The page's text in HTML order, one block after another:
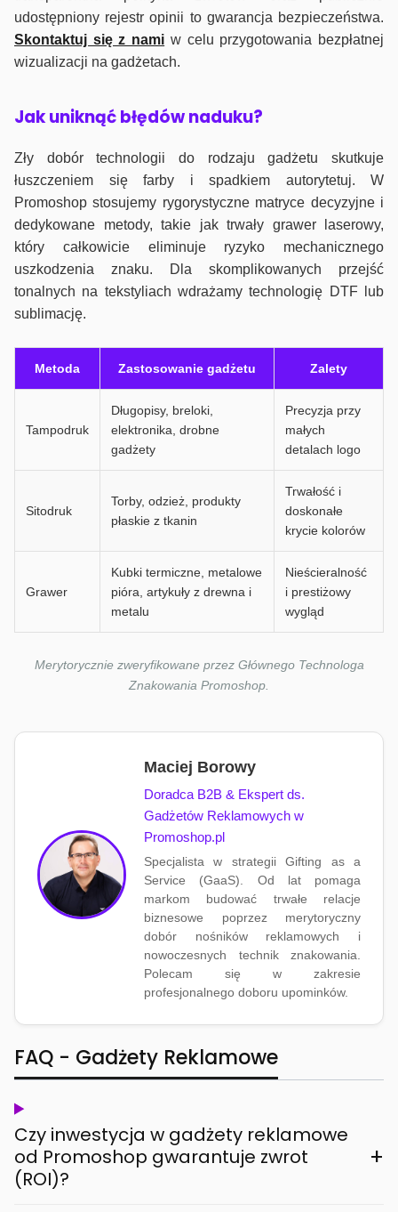
udostępniony rejestr opinii to gwarancja bezpieczeństwa.
Skontaktuj się z nami w celu przygotowania bezpłatnej
wizualizacji na gadżetach.
Jak uniknąć błędów naduku?
Zły dobór technologii do rodzaju gadżetu skutkuje
łuszczeniem się farby i spadkiem autorytetuj. W
Promoshop stosujemy rygorystyczne matryce decyzyjne i
dedykowane metody, takie jak trwały grawer laserowy,
który całkowicie eliminuje ryzyko mechanicznego
uszkodzenia znaku. Dla skomplikowanych przejść
tonalnych na tekstyliach wdrażamy technologię DTF lub
sublimację.
Metoda Zastosowanie gadżetu Zalety
Tampodruk
Długopisy, breloki,
elektronika, drobne
gadżety
Precyzja przy
małych
detalach logo
Sitodruk
Torby, odzież, produkty
płaskie z tkanin
Trwałość i
doskonałe
krycie kolorów
Grawer
Kubki termiczne, metalowe
pióra, artykuły z drewna i
metalu
Nieścieralność
i prestiżowy
wygląd
Merytorycznie zweryfikowane przez Głównego Technologa
Znakowania Promoshop.
Maciej Borowy
Doradca B2B & Ekspert ds.
Gadżetów Reklamowych w
Promoshop.pl
Specjalista w strategii Gifting as a
Service (GaaS). Od lat pomaga
markom budować trwałe relacje
biznesowe poprzez merytoryczny
dobór nośników reklamowych i
nowoczesnych technik znakowania.
Polecam się w zakresie
profesjonalnego doboru upominków.
FAQ - Gadżety Reklamowe
Czy inwestycja w gadżety reklamowe
od Promoshop gwarantuje zwrot
(ROI)?
+